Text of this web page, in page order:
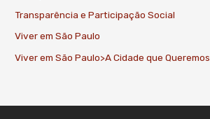
Transparência e Participação Social
Viver em São Paulo
Viver em São Paulo>A Cidade que Queremos